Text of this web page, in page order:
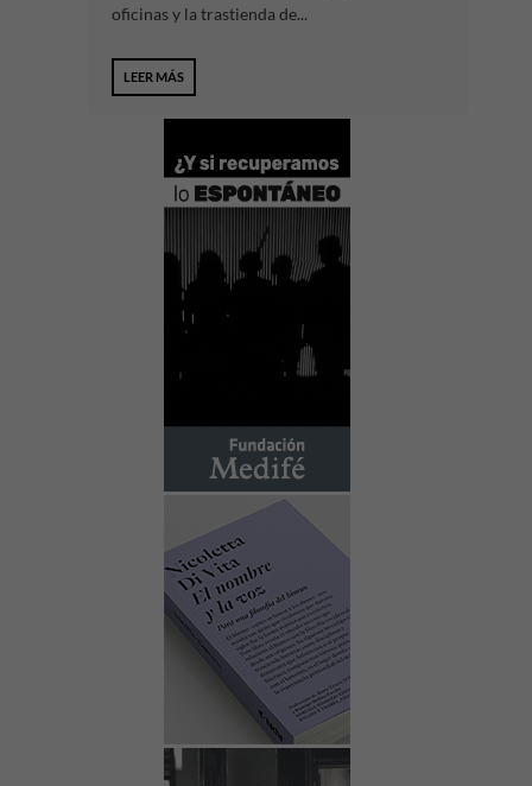
oficinas y la trastienda de...
LEER MÁS